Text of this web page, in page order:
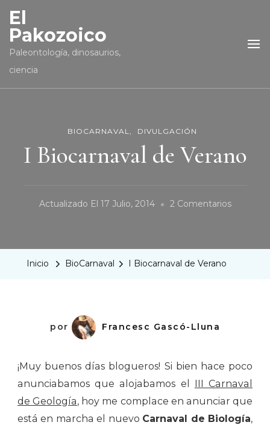
El
Pakozoico
Paleontología, dinosaurios,
ciencia
BIOCARNAVAL DIVULGACIÓN
I Biocarnaval de Verano
Actualizado El 17 Julio, 2014 2 ComentariosEn
Inicio BioCarnaval I Biocarnaval de Verano
por Francesc Gascó-Lluna
¡Muy buenos días blogueros! Si bien hace poco
anunciabamos que alojabamos el III Carnaval
de Geología, hoy me complace en anunciar que
está en marcha el nuevo Carnaval de Biología,